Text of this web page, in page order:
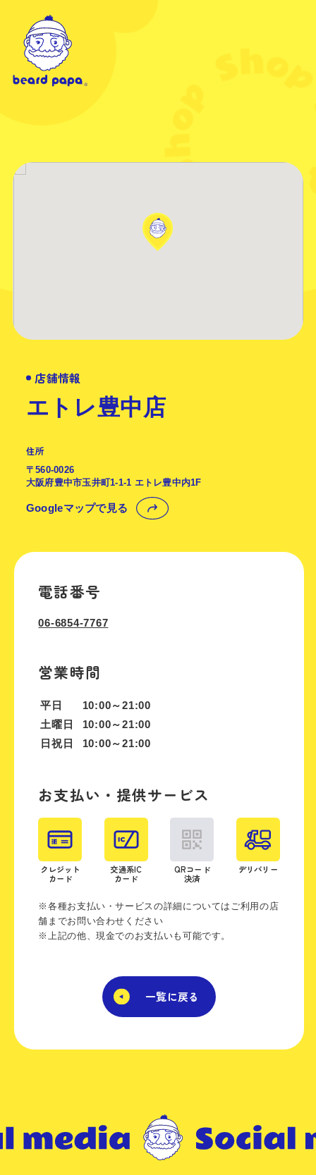
店舗情報
エトレ豊中店
住所
〒560-0026
大阪府豊中市玉井町1-1-1 エトレ豊中内1F
Googleマップで見る
電話番号
06-6854-7767
営業時間
平日
10:00～21:00
土曜日
10:00～21:00
日祝日
10:00～21:00
お支払い・提供サービス
クレジット
カード
交通系IC
カード
QRコード
決済
デリバリー
※各種お支払い・サービスの詳細についてはご利用の店
舗までお問い合わせください
※上記の他、現金でのお支払いも可能です。
一覧に戻る